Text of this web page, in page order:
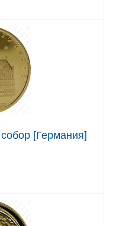
[Германия]